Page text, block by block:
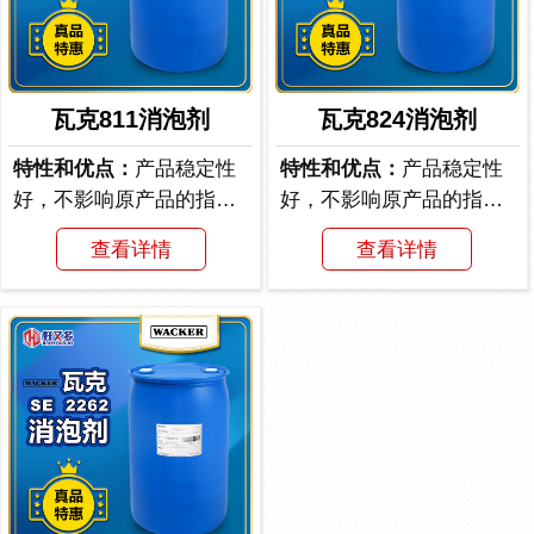
瓦克811消泡剂
特性和优点： 产品稳定性
好，不影响原产品的指标/
消泡快和抑泡久/能...
查看详情
瓦克824消泡剂
特性和优点： 产品稳定性
好，不影响原产品的指标/
消泡快和抑泡久/能...
查看详情